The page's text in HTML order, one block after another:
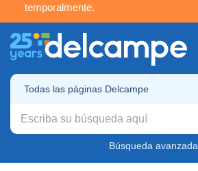
temporalmente.
Todas las páginas Delcampe
Búsqueda avanzada